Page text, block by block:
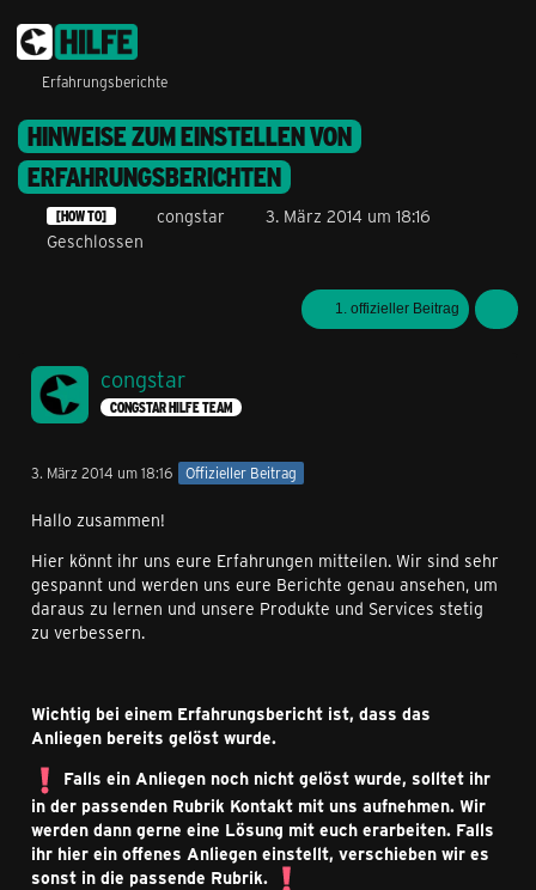
Erfahrungsberichte
HINWEISE ZUM EINSTELLEN VON
ERFAHRUNGSBERICHTEN
[HOW TO] congstar
3. März 2014 um 18:16
Geschlossen
1. offizieller Beitrag
congstar
CONGSTAR HILFE TEAM
3. März 2014 um 18:16 Offizieller Beitrag
Hallo zusammen!
Hier könnt ihr uns eure Erfahrungen mitteilen. Wir sind sehr
gespannt und werden uns eure Berichte genau ansehen, um
daraus zu lernen und unsere Produkte und Services stetig
zu verbessern.
Wichtig bei einem Erfahrungsbericht ist, dass das
Anliegen bereits gelöst wurde.
Falls ein Anliegen noch nicht gelöst wurde, solltet ihr
in der passenden Rubrik Kontakt mit uns aufnehmen. Wir
werden dann gerne eine Lösung mit euch erarbeiten. Falls
ihr hier ein offenes Anliegen einstellt, verschieben wir es
sonst in die passende Rubrik.